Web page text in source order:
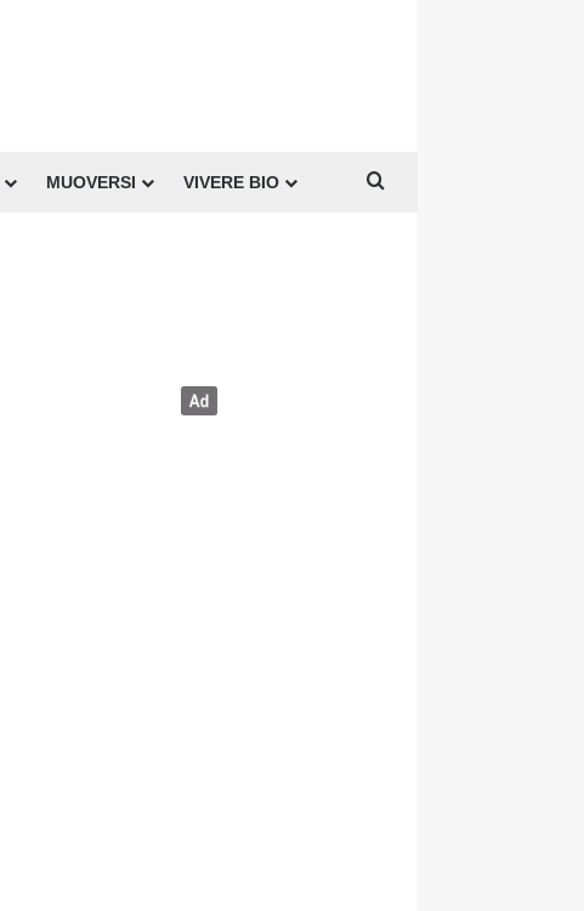
MUOVERSI VIVERE BIO